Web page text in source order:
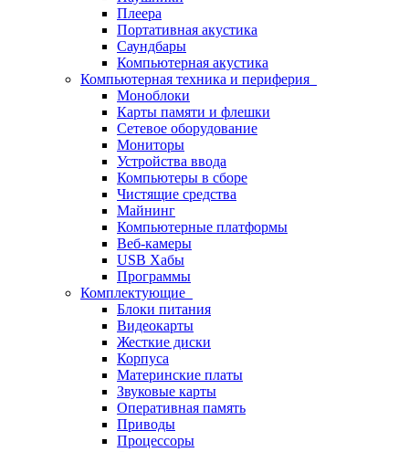
Плеера
Портативная акустика
Саундбары
Компьютерная акустика
Компьютерная техника и периферия
Моноблоки
Карты памяти и флешки
Сетевое оборудование
Мониторы
Устройства ввода
Компьютеры в сборе
Чистящие средства
Майнинг
Компьютерные платформы
Веб-камеры
USB Хабы
Программы
Комплектующие
Блоки питания
Видеокарты
Жесткие диски
Корпуса
Материнские платы
Звуковые карты
Оперативная память
Приводы
Процессоры